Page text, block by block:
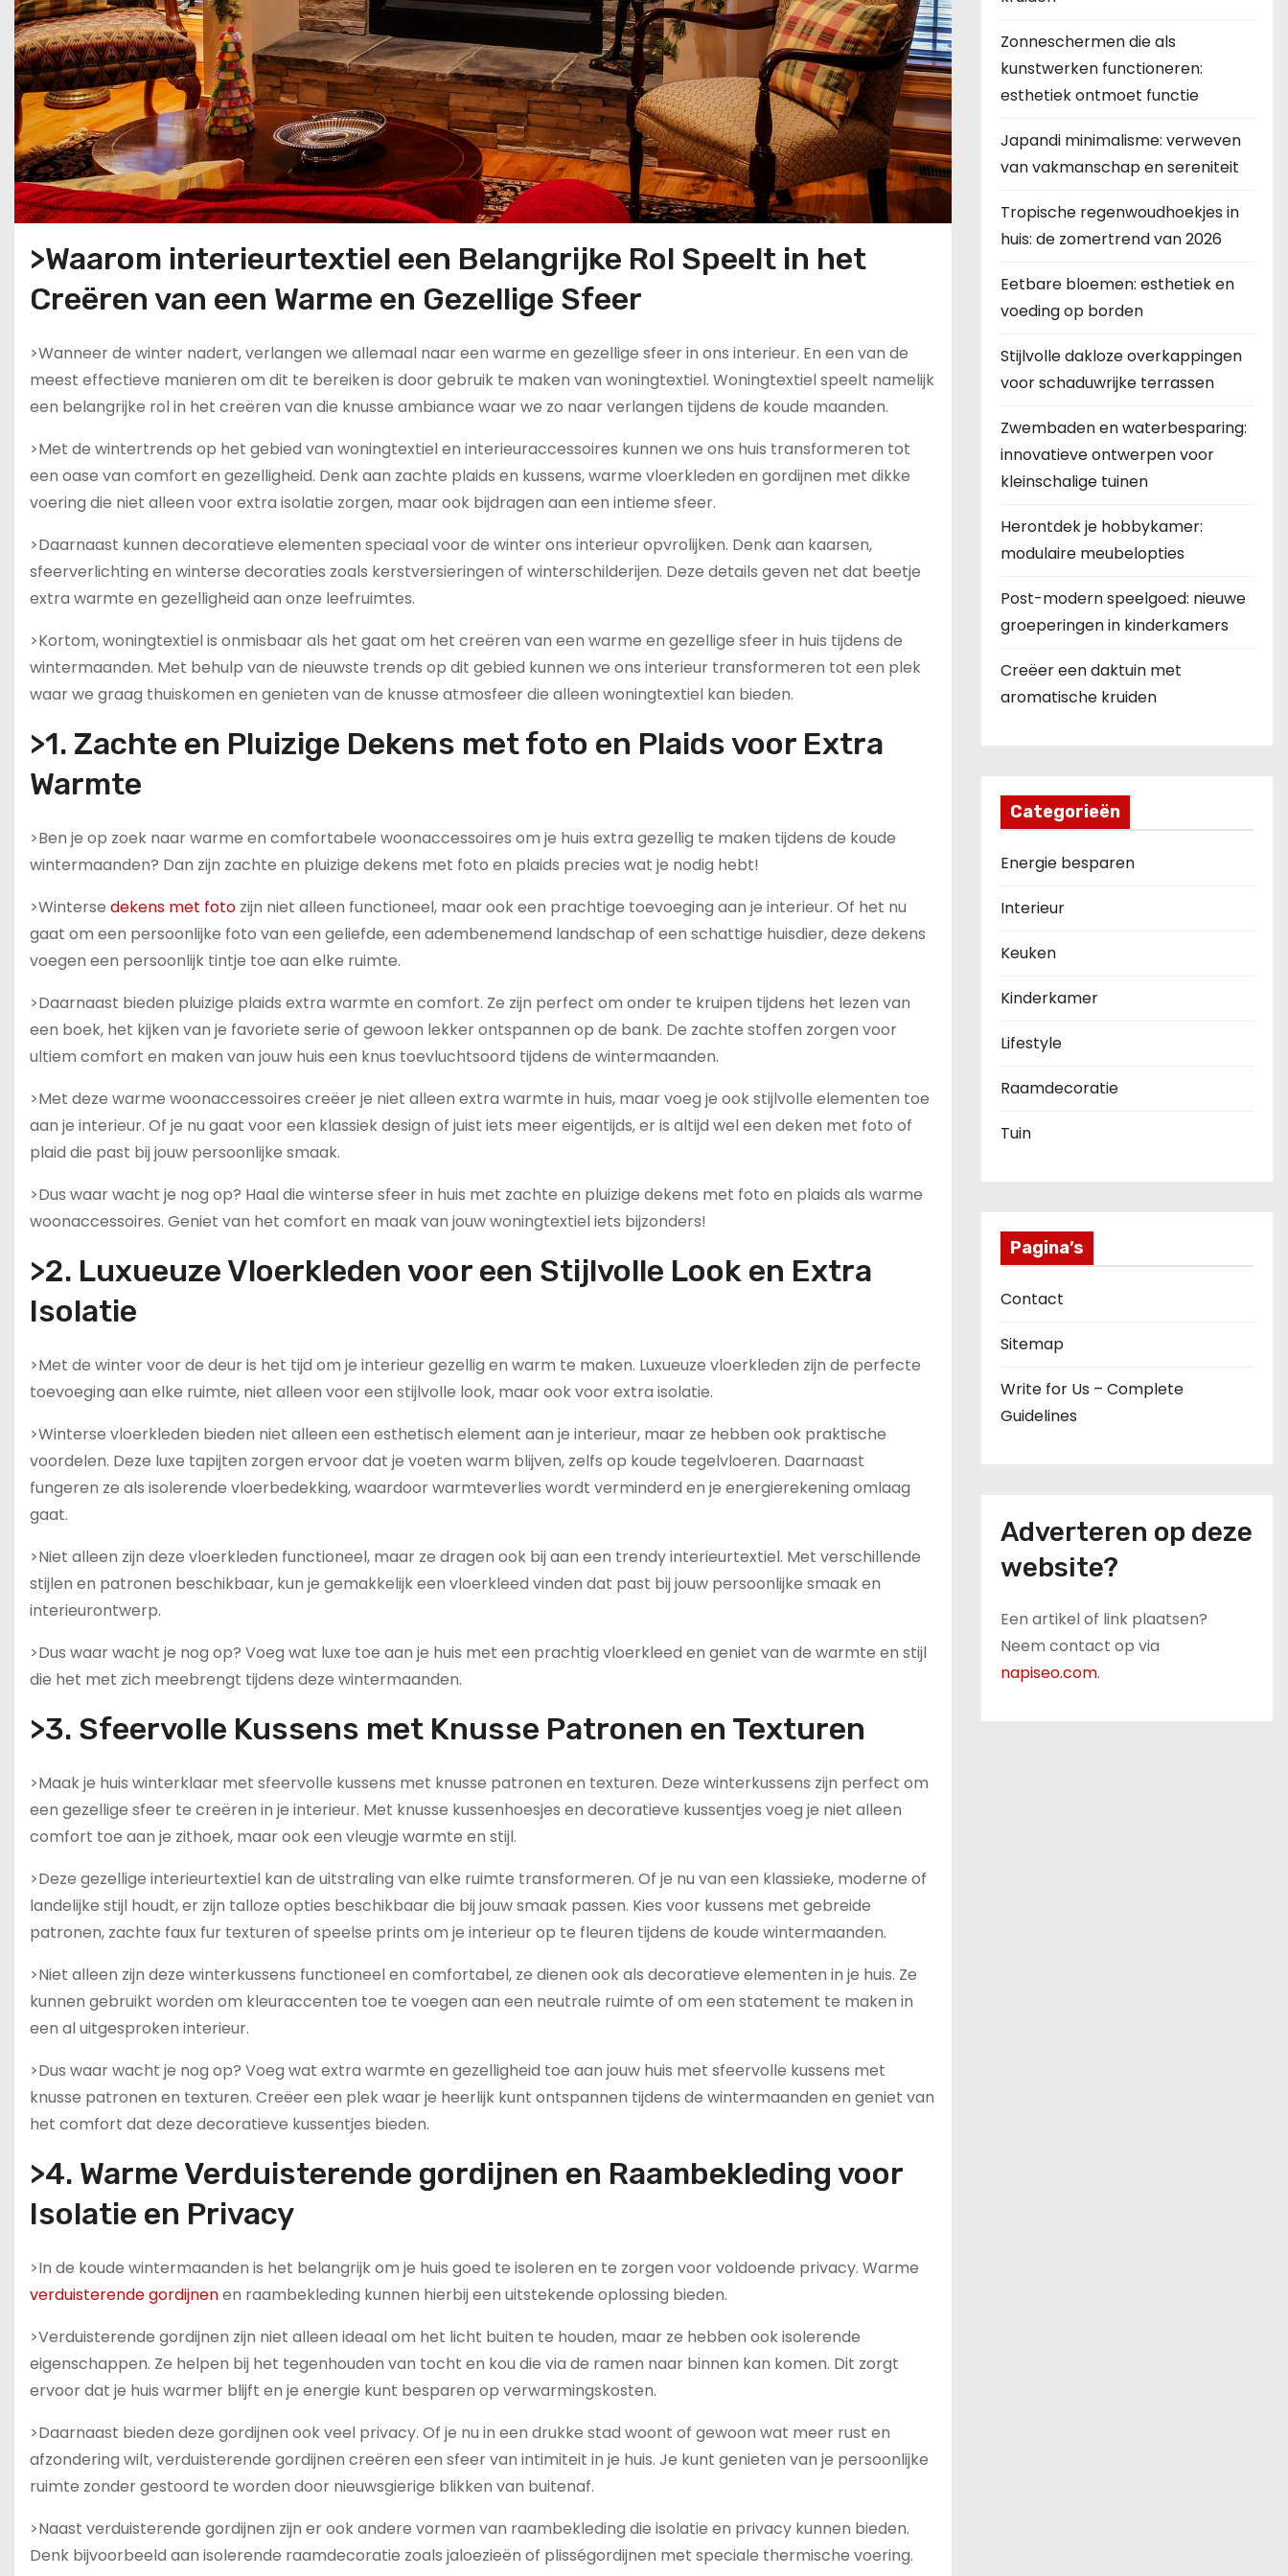
>Waarom interieurtextiel een Belangrijke Rol Speelt in het
Creëren van een Warme en Gezellige Sfeer
>Wanneer de winter nadert, verlangen we allemaal naar een warme en gezellige sfeer in ons interieur. En een van de
meest effectieve manieren om dit te bereiken is door gebruik te maken van woningtextiel. Woningtextiel speelt namelijk
een belangrijke rol in het creëren van die knusse ambiance waar we zo naar verlangen tijdens de koude maanden.
>Met de wintertrends op het gebied van woningtextiel en interieuraccessoires kunnen we ons huis transformeren tot
een oase van comfort en gezelligheid. Denk aan zachte plaids en kussens, warme vloerkleden en gordijnen met dikke
voering die niet alleen voor extra isolatie zorgen, maar ook bijdragen aan een intieme sfeer.
>Daarnaast kunnen decoratieve elementen speciaal voor de winter ons interieur opvrolijken. Denk aan kaarsen,
sfeerverlichting en winterse decoraties zoals kerstversieringen of winterschilderijen. Deze details geven net dat beetje
extra warmte en gezelligheid aan onze leefruimtes.
>Kortom, woningtextiel is onmisbaar als het gaat om het creëren van een warme en gezellige sfeer in huis tijdens de
wintermaanden. Met behulp van de nieuwste trends op dit gebied kunnen we ons interieur transformeren tot een plek
waar we graag thuiskomen en genieten van de knusse atmosfeer die alleen woningtextiel kan bieden.
>1. Zachte en Pluizige Dekens met foto en Plaids voor Extra
Warmte
>Ben je op zoek naar warme en comfortabele woonaccessoires om je huis extra gezellig te maken tijdens de koude
wintermaanden? Dan zijn zachte en pluizige dekens met foto en plaids precies wat je nodig hebt!
>Winterse dekens met foto zijn niet alleen functioneel, maar ook een prachtige toevoeging aan je interieur. Of het nu
gaat om een persoonlijke foto van een geliefde, een adembenemend landschap of een schattige huisdier, deze dekens
voegen een persoonlijk tintje toe aan elke ruimte.
>Daarnaast bieden pluizige plaids extra warmte en comfort. Ze zijn perfect om onder te kruipen tijdens het lezen van
een boek, het kijken van je favoriete serie of gewoon lekker ontspannen op de bank. De zachte stoffen zorgen voor
ultiem comfort en maken van jouw huis een knus toevluchtsoord tijdens de wintermaanden.
>Met deze warme woonaccessoires creëer je niet alleen extra warmte in huis, maar voeg je ook stijlvolle elementen toe
aan je interieur. Of je nu gaat voor een klassiek design of juist iets meer eigentijds, er is altijd wel een deken met foto of
plaid die past bij jouw persoonlijke smaak.
>Dus waar wacht je nog op? Haal die winterse sfeer in huis met zachte en pluizige dekens met foto en plaids als warme
woonaccessoires. Geniet van het comfort en maak van jouw woningtextiel iets bijzonders!
>2. Luxueuze Vloerkleden voor een Stijlvolle Look en Extra
Isolatie
>Met de winter voor de deur is het tijd om je interieur gezellig en warm te maken. Luxueuze vloerkleden zijn de perfecte
toevoeging aan elke ruimte, niet alleen voor een stijlvolle look, maar ook voor extra isolatie.
>Winterse vloerkleden bieden niet alleen een esthetisch element aan je interieur, maar ze hebben ook praktische
voordelen. Deze luxe tapijten zorgen ervoor dat je voeten warm blijven, zelfs op koude tegelvloeren. Daarnaast
fungeren ze als isolerende vloerbedekking, waardoor warmteverlies wordt verminderd en je energierekening omlaag
gaat.
>Niet alleen zijn deze vloerkleden functioneel, maar ze dragen ook bij aan een trendy interieurtextiel. Met verschillende
stijlen en patronen beschikbaar, kun je gemakkelijk een vloerkleed vinden dat past bij jouw persoonlijke smaak en
interieurontwerp.
>Dus waar wacht je nog op? Voeg wat luxe toe aan je huis met een prachtig vloerkleed en geniet van de warmte en stijl
die het met zich meebrengt tijdens deze wintermaanden.
>3. Sfeervolle Kussens met Knusse Patronen en Texturen
>Maak je huis winterklaar met sfeervolle kussens met knusse patronen en texturen. Deze winterkussens zijn perfect om
een gezellige sfeer te creëren in je interieur. Met knusse kussenhoesjes en decoratieve kussentjes voeg je niet alleen
comfort toe aan je zithoek, maar ook een vleugje warmte en stijl.
>Deze gezellige interieurtextiel kan de uitstraling van elke ruimte transformeren. Of je nu van een klassieke, moderne of
landelijke stijl houdt, er zijn talloze opties beschikbaar die bij jouw smaak passen. Kies voor kussens met gebreide
patronen, zachte faux fur texturen of speelse prints om je interieur op te fleuren tijdens de koude wintermaanden.
>Niet alleen zijn deze winterkussens functioneel en comfortabel, ze dienen ook als decoratieve elementen in je huis. Ze
kunnen gebruikt worden om kleuraccenten toe te voegen aan een neutrale ruimte of om een statement te maken in
een al uitgesproken interieur.
>Dus waar wacht je nog op? Voeg wat extra warmte en gezelligheid toe aan jouw huis met sfeervolle kussens met
knusse patronen en texturen. Creëer een plek waar je heerlijk kunt ontspannen tijdens de wintermaanden en geniet van
het comfort dat deze decoratieve kussentjes bieden.
>4. Warme Verduisterende gordijnen en Raambekleding voor
Isolatie en Privacy
>In de koude wintermaanden is het belangrijk om je huis goed te isoleren en te zorgen voor voldoende privacy. Warme
verduisterende gordijnenen raambekleding kunnen hierbij een uitstekende oplossing bieden.
>Verduisterende gordijnen zijn niet alleen ideaal om het licht buiten te houden, maar ze hebben ook isolerende
eigenschappen. Ze helpen bij het tegenhouden van tocht en kou die via de ramen naar binnen kan komen. Dit zorgt
ervoor dat je huis warmer blijft en je energie kunt besparen op verwarmingskosten.
>Daarnaast bieden deze gordijnen ook veel privacy. Of je nu in een drukke stad woont of gewoon wat meer rust en
afzondering wilt, verduisterende gordijnen creëren een sfeer van intimiteit in je huis. Je kunt genieten van je persoonlijke
ruimte zonder gestoord te worden door nieuwsgierige blikken van buitenaf.
>Naast verduisterende gordijnen zijn er ook andere vormen van raambekleding die isolatie en privacy kunnen bieden.
Denk bijvoorbeeld aan isolerende raamdecoratie zoals jaloezieën of plisségordijnen met speciale thermische voering.
Zonneschermen die als
kunstwerken functioneren:
esthetiek ontmoet functie
Japandi minimalisme: verweven
van vakmanschap en sereniteit
Tropische regenwoudhoekjes in
huis: de zomertrend van 2026
Eetbare bloemen: esthetiek en
voeding op borden
Stijlvolle dakloze overkappingen
voor schaduwrijke terrassen
Zwembaden en waterbesparing:
innovatieve ontwerpen voor
kleinschalige tuinen
Herontdek je hobbykamer:
modulaire meubelopties
Post-modern speelgoed: nieuwe
groeperingen in kinderkamers
Creëer een daktuin met
aromatische kruiden
Categorieën
Energie besparen
Interieur
Keuken
Kinderkamer
Lifestyle
Raamdecoratie
Tuin
Pagina’s
Contact
Sitemap
Write for Us – Complete
Guidelines
Adverteren op deze
website?
Een artikel of link plaatsen?
Neem contact op via
napiseo.com.